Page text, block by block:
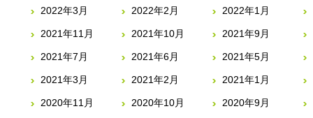
2022年3月 2022年2月 2022年1月
2021年11月 2021年10月 2021年9月
2021年7月 2021年6月 2021年5月
2021年3月 2021年2月 2021年1月
2020年11月 2020年10月 2020年9月